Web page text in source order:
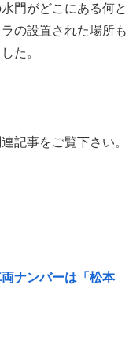
門がどこにある何と
の設置された場所も
た。
記事をご覧下さい。
ナンバーは「松本